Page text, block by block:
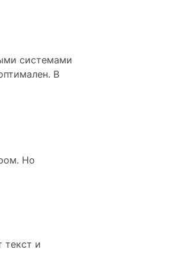
системами
В
Но
текст и